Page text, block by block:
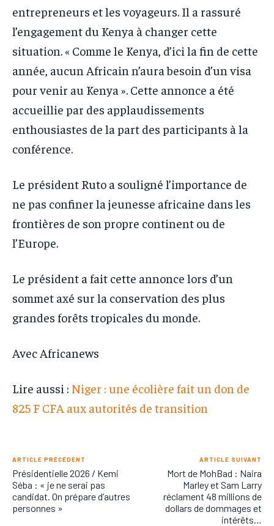
entrepreneurs et les voyageurs. Il a rassuré
l’engagement du Kenya à changer cette
situation. « Comme le Kenya, d’ici la fin de cette
année, aucun Africain n’aura besoin d’un visa
pour venir au Kenya ». Cette annonce a été
accueillie par des applaudissements
enthousiastes de la part des participants à la
conférence.
Le président Ruto a souligné l’importance de
ne pas confiner la jeunesse africaine dans les
frontières de son propre continent ou de
l’Europe.
Le président a fait cette annonce lors d’un
sommet axé sur la conservation des plus
grandes forêts tropicales du monde.
Avec Africanews
Lire aussi : Niger : une écolière fait un don de
825 F CFA aux autorités de transition
ARTICLE PRÉCÉDENT
Présidentielle 2026 / Kemi
Séba : « je ne serai pas
candidat. On prépare d’autres
personnes »
ARTICLE SUIVANT
Mort de MohBad : Naira
Marley et Sam Larry
réclament 48 millions de
dollars de dommages et
intérêts…